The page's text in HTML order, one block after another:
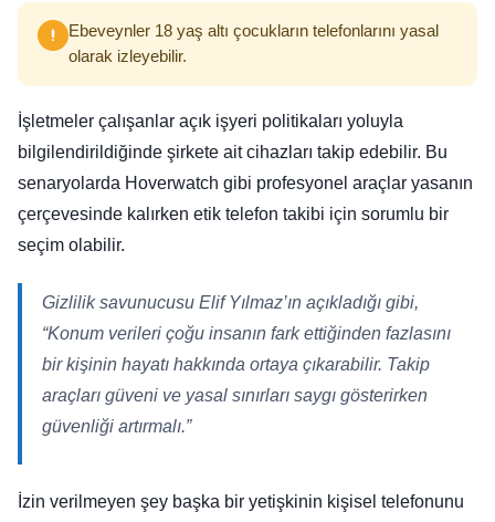
Ebeveynler 18 yaş altı çocukların telefonlarını yasal
olarak izleyebilir.
İşletmeler çalışanlar açık işyeri politikaları yoluyla
bilgilendirildiğinde şirkete ait cihazları takip edebilir. Bu
senaryolarda Hoverwatch gibi profesyonel araçlar yasanın
çerçevesinde kalırken etik telefon takibi için sorumlu bir
seçim olabilir.
Gizlilik savunucusu Elif Yılmaz’ın açıkladığı gibi,
“Konum verileri çoğu insanın fark ettiğinden fazlasını
bir kişinin hayatı hakkında ortaya çıkarabilir. Takip
araçları güveni ve yasal sınırları saygı gösterirken
güvenliği artırmalı.”
İzin verilmeyen şey başka bir yetişkinin kişisel telefonunu